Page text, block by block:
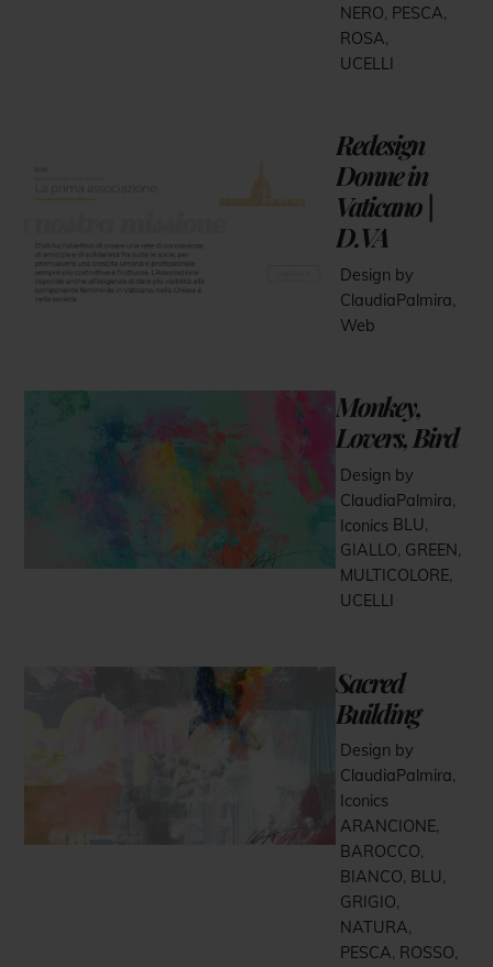
NERO, PESCA,
ROSA,
UCELLI
Redesign
Donne in
Vaticano |
D.VA
Design by
ClaudiaPalmira,
Web
Monkey,
Lovers, Bird
Design by
ClaudiaPalmira,
Iconics BLU,
GIALLO, GREEN,
MULTICOLORE,
UCELLI
Sacred
Building
Design by
ClaudiaPalmira,
Iconics
ARANCIONE,
BAROCCO,
BIANCO, BLU,
GRIGIO,
NATURA,
PESCA, ROSSO,